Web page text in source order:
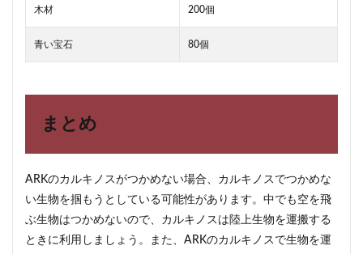
木材 200個
青い宝石 80個
まとめ
ARKのカルキノスがつかめない場合、カルキノスでつかめな
い生物を掴もうとしている可能性があります。中でも空を飛
ぶ生物はつかめないので、カルキノスは陸上生物を運搬する
ときに利用しましょう。また、ARKのカルキノスで生物を運